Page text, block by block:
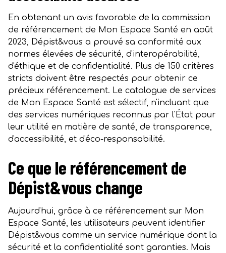
En obtenant un avis favorable de la commission
de référencement de Mon Espace Santé en août
2023, Dépist&vous a prouvé sa conformité aux
normes élevées de sécurité, d'interopérabilité,
d'éthique et de confidentialité. Plus de 150 critères
stricts doivent être respectés pour obtenir ce
précieux référencement. Le catalogue de services
de Mon Espace Santé est sélectif, n'incluant que
des services numériques reconnus par l'État pour
leur utilité en matière de santé, de transparence,
d'accessibilité, et d'éco-responsabilité.
Ce que le référencement de
Dépist&vous change
Aujourd'hui, grâce à ce référencement sur Mon
Espace Santé, les utilisateurs peuvent identifier
Dépist&vous comme un service numérique dont la
sécurité et la confidentialité sont garanties. Mais